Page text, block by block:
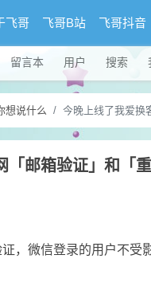
飞哥 飞哥B站 飞哥抖音
留言本 用户 搜索
想说什么 今晚上线了我爱换
「邮箱验证」和「
，微信登录的用户不受